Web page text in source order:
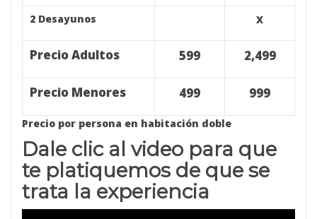
2 Desayunos X
Precio Adultos 599 2,499
Precio Menores 499 999
Precio por persona en habitación doble
Dale clic al video para que
te platiquemos de que se
trata la experiencia